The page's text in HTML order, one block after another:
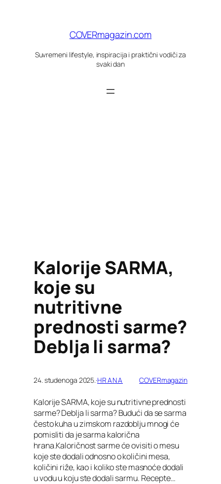
COVERmagazin.com
Suvremeni lifestyle, inspiracija i praktični vodiči za
svaki dan
Kalorije SARMA,
koje su
nutritivne
prednosti sarme?
Deblja li sarma?
24. studenoga 2025. ·HRANA COVERmagazin
Kalorije SARMA, koje su nutritivne prednosti
sarme? Deblja li sarma? Budući da se sarma
često kuha u zimskom razdoblju mnogi će
pomisliti da je sarma kalorična
hrana.Kaloričnost sarme će ovisiti o mesu
koje ste dodali odnosno o količini mesa,
količini riže, kao i koliko ste masnoće dodali
u vodu u koju ste dodali sarmu. Recepte…